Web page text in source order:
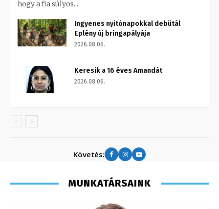
hogy a fia súlyos...
Ingyenes nyitónapokkal debütál
Eplény új bringapályája
2026.08.06.
Keresik a 16 éves Amandát
2026.08.06.
Követés:
MUNKATÁRSAINK